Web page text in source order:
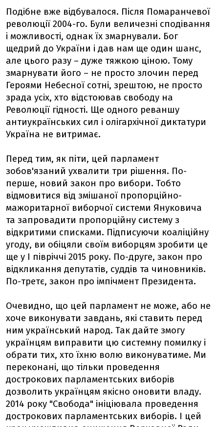
Подібне вже відбувалося. Після Помаранчевої
революції 2004-го. Були величезні сподівання
і можливості, однак їх змарнували. Бог
щедрий до України і дав нам ще один шанс,
але цього разу – дуже тяжкою ціною. Тому
змарнувати його – не просто злочин перед
Героями Небесної сотні, зрештою, не просто
зрада усіх, хто відстоював свободу на
Революції гідності. Ще одного реваншу
антиукраїнських сил і олігархічної диктатури
Україна не витримає.
Перед тим, як піти, цей парламент
зобов'язаний ухвалити три рішення. По-
перше, новий закон про вибори. Тобто
відмовитися від змішаної пропорційно-
мажоритарної виборчої системи Януковича
та запровадити пропорційну систему з
відкритими списками. Підписуючи коаліційну
угоду, ви обіцяли своїм виборцям зробити це
ще у І півріччі 2015 року. По-друге, закон про
відкликання депутатів, суддів та чиновників.
По-третє, закон про імпічмент Президента.
Очевидно, що цей парламент не може, або не
хоче виконувати завдань, які ставить перед
ним український народ. Так дайте змогу
українцям виправити цю системну помилку і
обрати тих, хто їхню волю виконуватиме. Ми
переконані, що тільки проведення
дострокових парламентських виборів
дозволить українцям якісно оновити владу.
2014 року "Свобода" ініціювала проведення
дострокових парламентських виборів. І цей